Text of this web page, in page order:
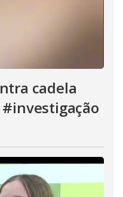
cadela